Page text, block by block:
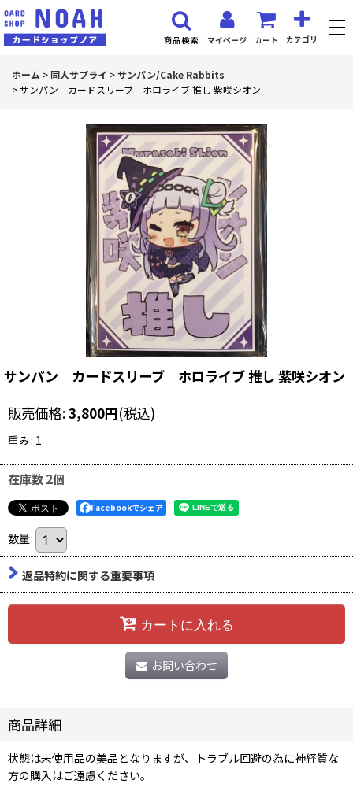
マイページ カート カテゴリ
商品検索
ホーム > 同人サプライ >サンパン/Cake Rabbits
>サンパン カードスリーブ ホロライブ 推し 紫咲シオン
サンパン カードスリーブ ホロライブ 推し 紫咲シオン
販売価格:3,800円(税込)
重み: 1
在庫数 2個
Facebookでシェア
数量:
返品特約に関する重要事項
カートに入れる
お問い合わせ
商品詳細
状態は未使用品の美品となりますが、トラブル回避の為に神経質な
方の購入はご遠慮ください。